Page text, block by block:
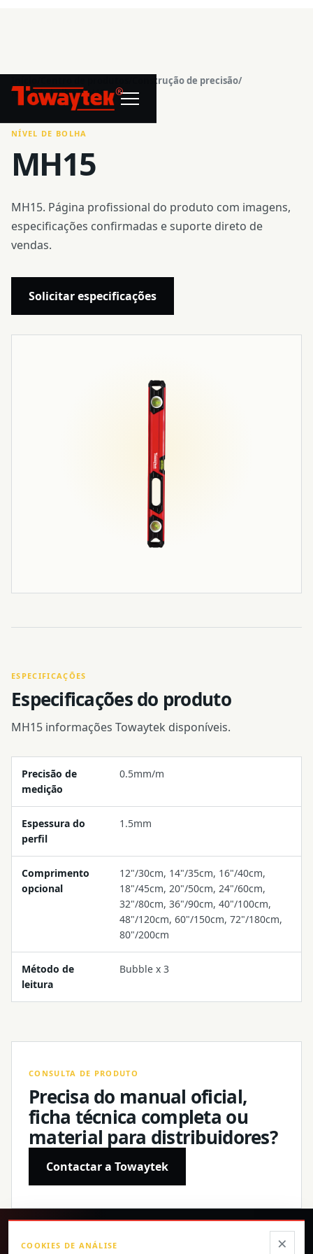
®
Construção de precisão/
Nível de bolha/MH15
NÍVEL DE BOLHA
MH15
MH15. Página profissional do produto com imagens,
especificações confirmadas e suporte direto de
vendas.
Solicitar especificações
ESPECIFICAÇÕES
Especificações do produto
MH15 informações Towaytek disponíveis.
Precisão de
medição
0.5mm/m
Espessura do
perfil
1.5mm
Comprimento
opcional
12"/30cm, 14"/35cm, 16"/40cm,
18"/45cm, 20"/50cm, 24"/60cm,
32"/80cm, 36"/90cm, 40"/100cm,
48"/120cm, 60"/150cm, 72"/180cm,
80"/200cm
Método de
leitura
Bubble x 3
CONSULTA DE PRODUTO
Precisa do manual oficial,
ficha técnica completa ou
material para distribuidores?
Contactar a Towaytek
×
COOKIES DE ANÁLISE